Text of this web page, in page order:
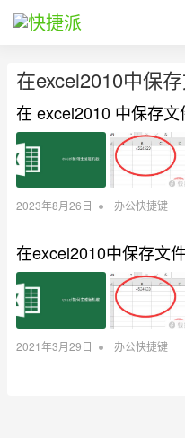
在excel2010中保
在 excel2010 中保存文
2023年8月26日 • 办公快捷键
在excel2010中保存文
2021年3月29日 • 办公快捷键